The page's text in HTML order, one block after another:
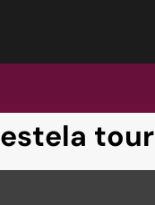
estela tour